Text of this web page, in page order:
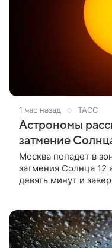
1 час назад ТАСС
Астрономы
затмение
Москва попадет в
затмения Солнца 12
девять минут и
Московского